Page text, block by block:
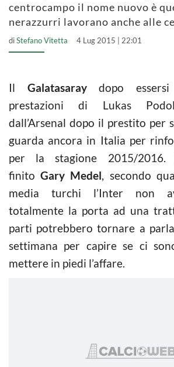
centrocampo il nome nuovo è
nerazzurri lavorano anche alle
diStefano Vitetta 4 Lug 2015 | 22:01
Il Galatasaraydopo essersi
prestazioni di Lukas
dall’Arsenal dopo il prestito per
guarda ancora in Italia per
per la stagione 2015/
finitoGary Medel, secondo
media turchi l’Inter non
totalmente la porta ad una
parti potrebbero tornare a
settimana per capire se ci
mettere in piedi l’affare.